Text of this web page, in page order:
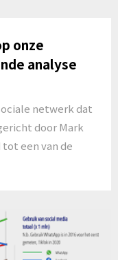
onze
analyse
netwerk dat
door Mark
een van de